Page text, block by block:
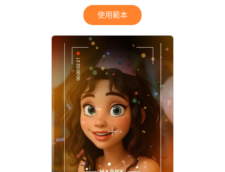
Suitcase And Coffee At The Anime
Train Station
使用範本